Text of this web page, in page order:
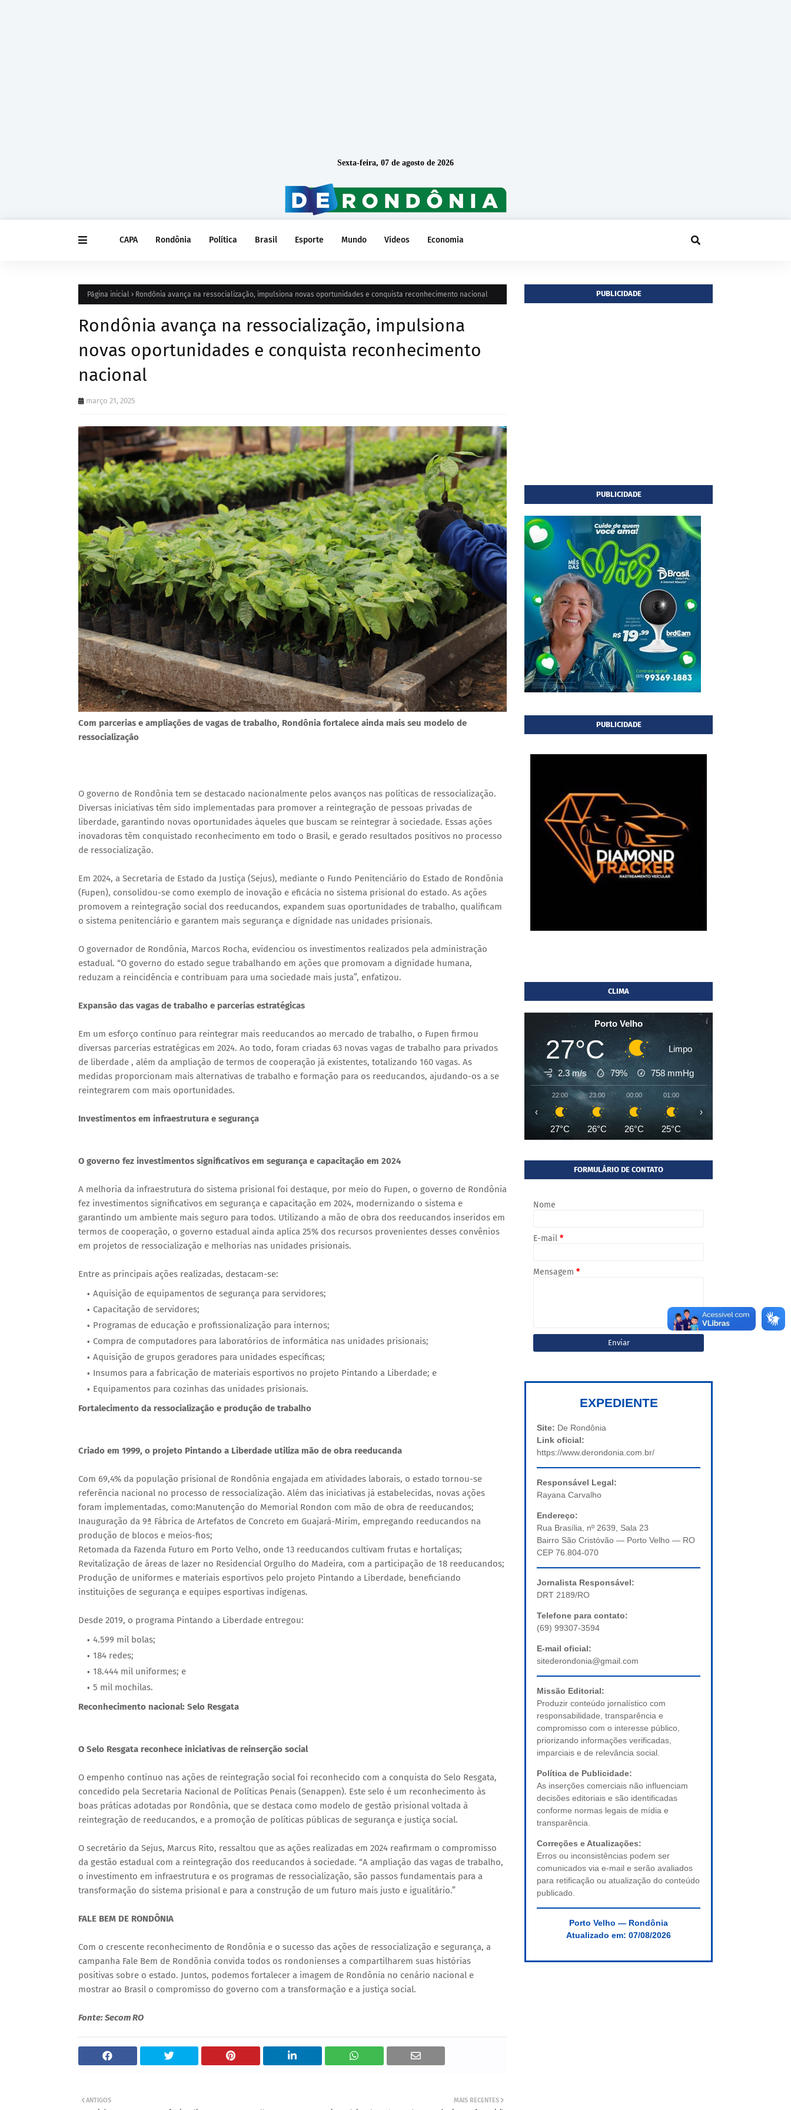
Sexta-feira, 07 de agosto de 2026
CAPA Rondônia Política Brasil Esporte Mundo Vídeos Economia
Página inicial Rondônia avança na ressocialização, impulsiona novas oportunidades e conquista reconhecimento nacional
Rondônia avança na ressocialização, impulsiona
novas oportunidades e conquista reconhecimento
nacional
março 21, 2025
Com parcerias e ampliações de vagas de trabalho, Rondônia fortalece ainda mais seu modelo de
ressocialização
O governo de Rondônia tem se destacado nacionalmente pelos avanços nas políticas de ressocialização.
Diversas iniciativas têm sido implementadas para promover a reintegração de pessoas privadas de
liberdade, garantindo novas oportunidades àqueles que buscam se reintegrar à sociedade. Essas ações
inovadoras têm conquistado reconhecimento em todo o Brasil, e gerado resultados positivos no processo
de ressocialização.
Em 2024, a Secretaria de Estado da Justiça (Sejus), mediante o Fundo Penitenciário do Estado de Rondônia
(Fupen), consolidou-se como exemplo de inovação e eficácia no sistema prisional do estado. As ações
promovem a reintegração social dos reeducandos, expandem suas oportunidades de trabalho, qualificam
o sistema penitenciário e garantem mais segurança e dignidade nas unidades prisionais.
O governador de Rondônia, Marcos Rocha, evidenciou os investimentos realizados pela administração
estadual. “O governo do estado segue trabalhando em ações que promovam a dignidade humana,
reduzam a reincidência e contribuam para uma sociedade mais justa”, enfatizou.
Expansão das vagas de trabalho e parcerias estratégicas
Em um esforço contínuo para reintegrar mais reeducandos ao mercado de trabalho, o Fupen firmou
diversas parcerias estratégicas em 2024. Ao todo, foram criadas 63 novas vagas de trabalho para privados
de liberdade , além da ampliação de termos de cooperação já existentes, totalizando 160 vagas. As
medidas proporcionam mais alternativas de trabalho e formação para os reeducandos, ajudando-os a se
reintegrarem com mais oportunidades.
Investimentos em infraestrutura e segurança
O governo fez investimentos significativos em segurança e capacitação em 2024
A melhoria da infraestrutura do sistema prisional foi destaque, por meio do Fupen, o governo de Rondônia
fez investimentos significativos em segurança e capacitação em 2024, modernizando o sistema e
garantindo um ambiente mais seguro para todos. Utilizando a mão de obra dos reeducandos inseridos em
termos de cooperação, o governo estadual ainda aplica 25% dos recursos provenientes desses convênios
em projetos de ressocialização e melhorias nas unidades prisionais.
Entre as principais ações realizadas, destacam-se:
Aquisição de equipamentos de segurança para servidores;
Capacitação de servidores;
Programas de educação e profissionalização para internos;
Compra de computadores para laboratórios de informática nas unidades prisionais;
Aquisição de grupos geradores para unidades específicas;
Insumos para a fabricação de materiais esportivos no projeto Pintando a Liberdade; e
Equipamentos para cozinhas das unidades prisionais.
Fortalecimento da ressocialização e produção de trabalho
Criado em 1999, o projeto Pintando a Liberdade utiliza mão de obra reeducanda
Com 69,4% da população prisional de Rondônia engajada em atividades laborais, o estado tornou-se
referência nacional no processo de ressocialização. Além das iniciativas já estabelecidas, novas ações
foram implementadas, como:Manutenção do Memorial Rondon com mão de obra de reeducandos;
Inauguração da 9ª Fábrica de Artefatos de Concreto em Guajará-Mirim, empregando reeducandos na
produção de blocos e meios-fios;
Retomada da Fazenda Futuro em Porto Velho, onde 13 reeducandos cultivam frutas e hortaliças;
Revitalização de áreas de lazer no Residencial Orgulho do Madeira, com a participação de 18 reeducandos;
Produção de uniformes e materiais esportivos pelo projeto Pintando a Liberdade, beneficiando
instituições de segurança e equipes esportivas indígenas.
Desde 2019, o programa Pintando a Liberdade entregou:
4.599 mil bolas;
184 redes;
18.444 mil uniformes; e
5 mil mochilas.
Reconhecimento nacional: Selo Resgata
O Selo Resgata reconhece iniciativas de reinserção social
O empenho contínuo nas ações de reintegração social foi reconhecido com a conquista do Selo Resgata,
concedido pela Secretaria Nacional de Políticas Penais (Senappen). Este selo é um reconhecimento às
boas práticas adotadas por Rondônia, que se destaca como modelo de gestão prisional voltada à
reintegração de reeducandos, e a promoção de políticas públicas de segurança e justiça social.
O secretário da Sejus, Marcus Rito, ressaltou que as ações realizadas em 2024 reafirmam o compromisso
da gestão estadual com a reintegração dos reeducandos à sociedade. “A ampliação das vagas de trabalho,
o investimento em infraestrutura e os programas de ressocialização, são passos fundamentais para a
transformação do sistema prisional e para a construção de um futuro mais justo e igualitário.”
FALE BEM DE RONDÔNIA
Com o crescente reconhecimento de Rondônia e o sucesso das ações de ressocialização e segurança, a
campanha Fale Bem de Rondônia convida todos os rondonienses a compartilharem suas histórias
positivas sobre o estado. Juntos, podemos fortalecer a imagem de Rondônia no cenário nacional e
mostrar ao Brasil o compromisso do governo com a transformação e a justiça social.
Fonte: Secom RO
MAIS RECENTES
ANTIGOS
PUBLICIDADE
PUBLICIDADE
PUBLICIDADE
CLIMA
Porto Velho
27°C Limpo
2.3 m/s 79% 758 mmHg
22:00
27°C
23:00
26°C
00:00
26°C
01:00
25°C
‹ ›
FORMULÁRIO DE CONTATO
Nome
E-mail *
Mensagem *
EXPEDIENTE
Site: De Rondônia
Link oficial:
https://www.derondonia.com.br/
Responsável Legal:
Rayana Carvalho
Endereço:
Rua Brasília, nº 2639, Sala 23
Bairro São Cristóvão — Porto Velho — RO
CEP 76.804-070
Jornalista Responsável:
DRT 2189/RO
Telefone para contato:
(69) 99307-3594
E-mail oficial:
sitederondonia@gmail.com
Missão Editorial:
Produzir conteúdo jornalístico com
responsabilidade, transparência e
compromisso com o interesse público,
priorizando informações verificadas,
imparciais e de relevância social.
Política de Publicidade:
As inserções comerciais não influenciam
decisões editoriais e são identificadas
conforme normas legais de mídia e
transparência.
Correções e Atualizações:
Erros ou inconsistências podem ser
comunicados via e-mail e serão avaliados
para retificação ou atualização do conteúdo
publicado.
Porto Velho — Rondônia
Atualizado em: 07/08/2026